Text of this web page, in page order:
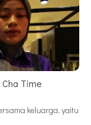
Cha Time
keluarga, yaitu